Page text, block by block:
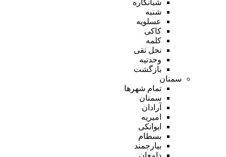
شبانکاره
شنبه
عسلویه
کاکی
کلمه
نخل تقی
وحدتیه
بازگشت
سمنان
تمام شهر‌ها
سمنان
آرادان
امیریه
ایوانکی
بسطام
بیارجمند
دامغان